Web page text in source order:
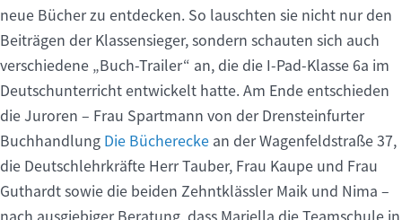
neue Bücher zu entdecken. So lauschten sie nicht nur den
Beiträgen der Klassensieger, sondern schauten sich auch
verschiedene „Buch-Trailer“ an, die die I-Pad-Klasse 6a im
Deutschunterricht entwickelt hatte. Am Ende entschieden
die Juroren – Frau Spartmann von der Drensteinfurter
Buchhandlung Die Bücherecke an der Wagenfeldstraße 37,
die Deutschlehrkräfte Herr Tauber, Frau Kaupe und Frau
Guthardt sowie die beiden Zehntklässler Maik und Nima –
nach ausgiebiger Beratung, dass Mariella die Teamschule in